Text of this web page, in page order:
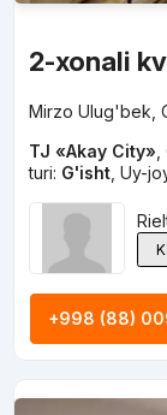
2-xonali
Mirzo Ulug'bek,
TJ «Akay City»
turi: G'isht, Uy-
+998 (88)